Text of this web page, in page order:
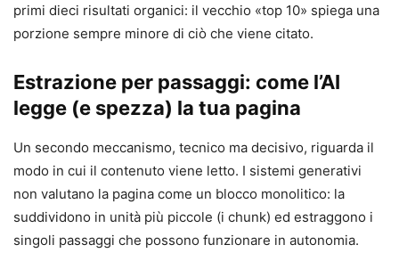
primi dieci risultati organici: il vecchio «top 10» spiega una
porzione sempre minore di ciò che viene citato.
Estrazione per passaggi: come l’AI
legge (e spezza) la tua pagina
Un secondo meccanismo, tecnico ma decisivo, riguarda il
modo in cui il contenuto viene letto. I sistemi generativi
non valutano la pagina come un blocco monolitico: la
suddividono in unità più piccole (i chunk) ed estraggono i
singoli passaggi che possono funzionare in autonomia.